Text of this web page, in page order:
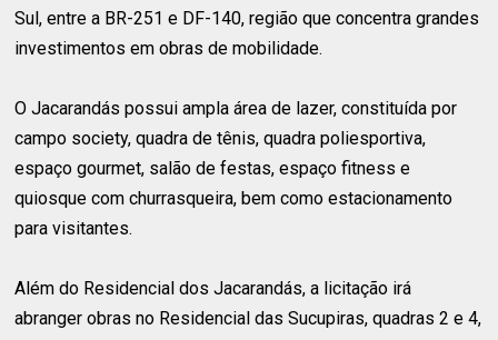
Sul, entre a BR-251 e DF-140, região que concentra grandes
investimentos em obras de mobilidade.
O Jacarandás possui ampla área de lazer, constituída por
campo society, quadra de tênis, quadra poliesportiva,
espaço gourmet, salão de festas, espaço fitness e
quiosque com churrasqueira, bem como estacionamento
para visitantes.
Além do Residencial dos Jacarandás, a licitação irá
abranger obras no Residencial das Sucupiras, quadras 2 e 4,